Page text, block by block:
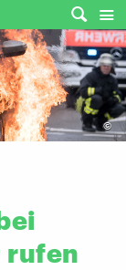
©
rufen